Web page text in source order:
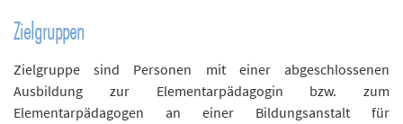
Zielgruppen
Zielgruppe sind Personen mit einer abgeschlossenen
Ausbildung zur Elementarpädagogin bzw. zum
Elementarpädagogen an einer Bildungsanstalt für